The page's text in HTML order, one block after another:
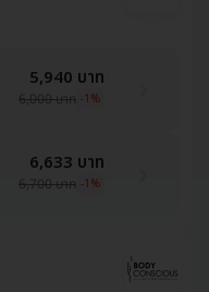
5,940 บาท
6,000 บาท -1%
6,633 บาท
6,700 บาท -1%